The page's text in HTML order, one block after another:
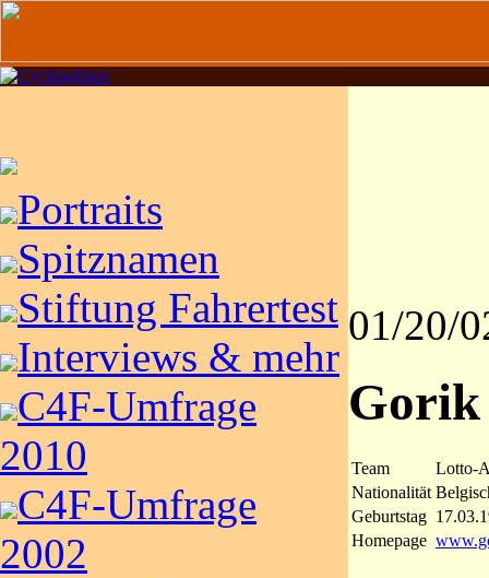
Portraits
Spitznamen
Stiftung Fahrertest
Interviews & mehr
C4F-Umfrage
2010
C4F-Umfrage
2002
01/20/
Gorik
Team
Lotto-
Nationalität
Geburtstag
Homepage